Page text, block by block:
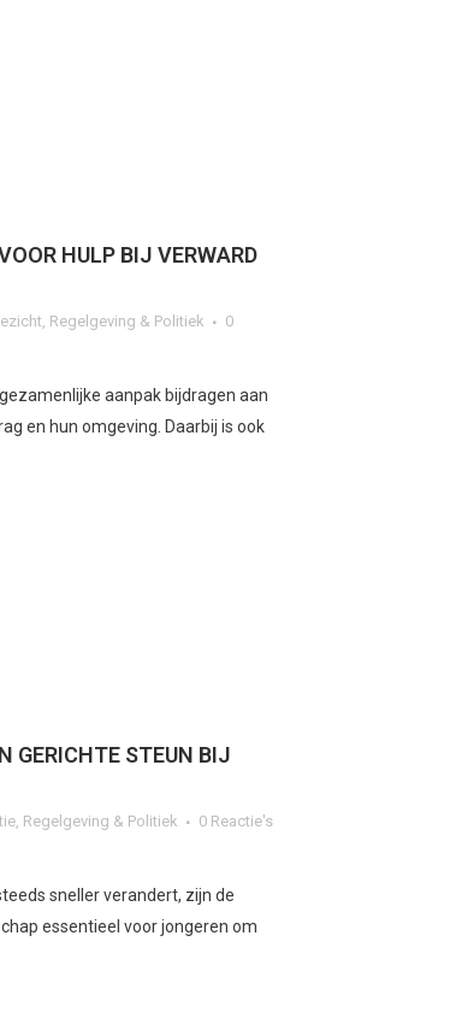
HULP BIJ VERWARD
, Regelgeving & Politiek
0
aanpak bijdragen aan
en hun omgeving. Daarbij is ook
GERICHTE STEUN BIJ
, Regelgeving & Politiek
0 Reactie's
sneller verandert, zijn de
essentieel voor jongeren om